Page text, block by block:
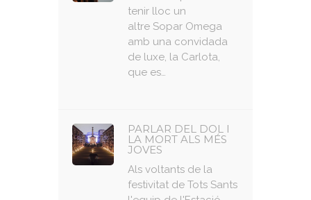
tenir lloc un
altre Sopar Omega
amb una convidada
de luxe, la Carlota,
que es…
PARLAR DEL DOL I
LA MORT ALS MÉS
JOVES
Als voltants de la
festivitat de Tots Sants